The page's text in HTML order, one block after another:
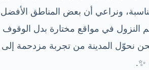
ونراعي أن بعض المناطق الأفضل
ثم النزول في مواقع مختارة بدل الوقوف
نحوّل المدينة من تجربة مزدحمة إلى